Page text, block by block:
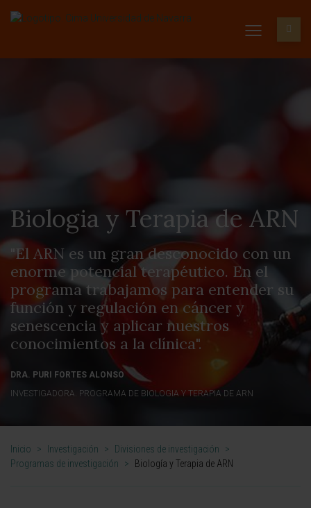
Biologia y Terapia de ARN
"El ARN es un gran desconocido con un
enorme potencial terapéutico. En el
programa trabajamos para entender su
función y regulación en cáncer y
senescencia y aplicar nuestros
conocimientos a la clínica".
DRA. PURI FORTES ALONSO
INVESTIGADORA. PROGRAMA DE BIOLOGIA Y TERAPIA DE ARN
Inicio > Investigación > Divisiones de investigación
>
Programas de investigación
> Biología y Terapia de ARN